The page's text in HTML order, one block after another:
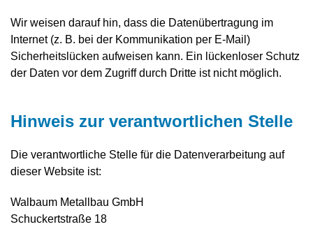
Wir weisen darauf hin, dass die Datenübertragung im
Internet (z. B. bei der Kommunikation per E-Mail)
Sicherheitslücken aufweisen kann. Ein lückenloser Schutz
der Daten vor dem Zugriff durch Dritte ist nicht möglich.
Hinweis zur verantwortlichen Stelle
Die verantwortliche Stelle für die Datenverarbeitung auf
dieser Website ist:
Walbaum Metallbau GmbH
Schuckertstraße 18